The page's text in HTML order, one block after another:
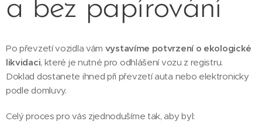
a bez papírování
Po převzetí vozidla vám vystavíme potvrzení o ekologické
likvidaci, které je nutné pro odhlášení vozu z registru.
Doklad dostanete ihned při převzetí auta nebo elektronicky
podle domluvy.
Celý proces pro vás zjednodušíme tak, aby byl: